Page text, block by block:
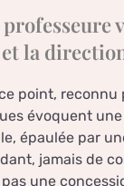
professeure
et la
point, reconnu
évoquent
épaulée par
jamais de
une